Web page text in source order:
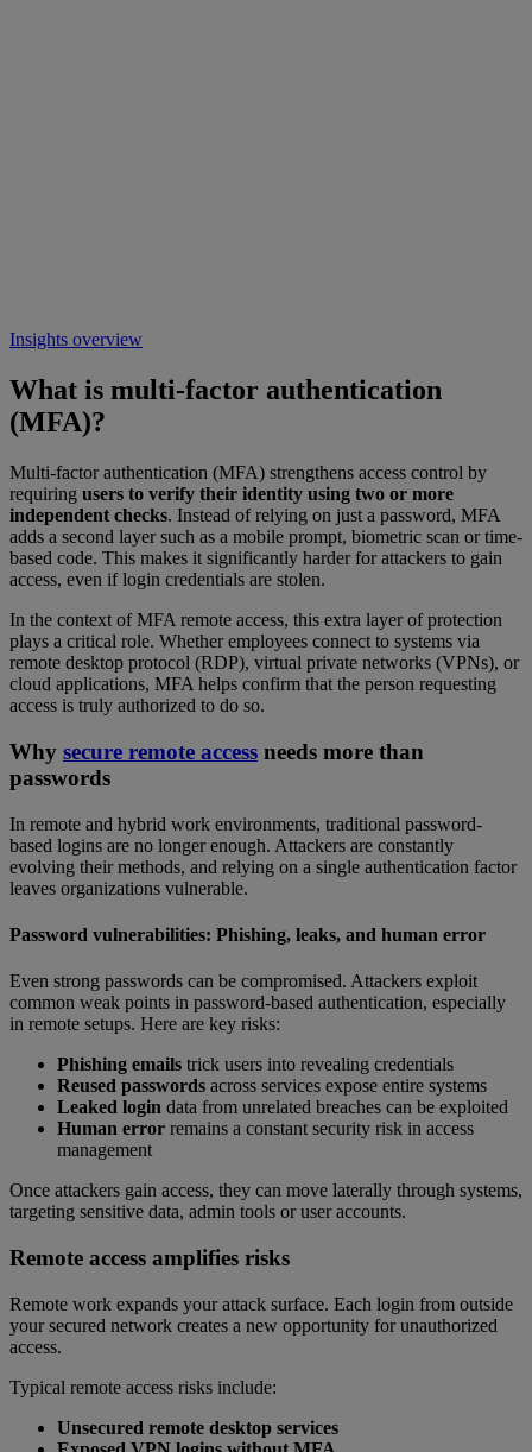
Insights overview
What is multi-factor authentication
(MFA)?
Multi-factor authentication (MFA) strengthens access control by
requiring users to verify their identity using two or more
independent checks. Instead of relying on just a password, MFA
adds a second layer such as a mobile prompt, biometric scan or time-
based code. This makes it significantly harder for attackers to gain
access, even if login credentials are stolen.
In the context of MFA remote access, this extra layer of protection
plays a critical role. Whether employees connect to systems via
remote desktop protocol (RDP), virtual private networks (VPNs), or
cloud applications, MFA helps confirm that the person requesting
access is truly authorized to do so.
Why secure remote access needs more than
passwords
In remote and hybrid work environments, traditional password-
based logins are no longer enough. Attackers are constantly
evolving their methods, and relying on a single authentication factor
leaves organizations vulnerable.
Password vulnerabilities: Phishing, leaks, and human error
Even strong passwords can be compromised. Attackers exploit
common weak points in password-based authentication, especially
in remote setups. Here are key risks:
Phishing emails trick users into revealing credentials
Reused passwords across services expose entire systems
Leaked login data from unrelated breaches can be exploited
Human error remains a constant security risk in access
management
Once attackers gain access, they can move laterally through systems,
targeting sensitive data, admin tools or user accounts.
Remote access amplifies risks
Remote work expands your attack surface. Each login from outside
your secured network creates a new opportunity for unauthorized
access.
Typical remote access risks include:
Unsecured remote desktop services